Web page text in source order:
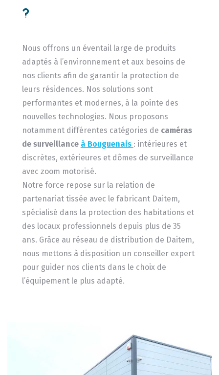
?
Nous offrons un éventail large de produits
adaptés à l’environnement et aux besoins de
nos clients afin de garantir la protection de
leurs résidences. Nos solutions sont
performantes et modernes, à la pointe des
nouvelles technologies. Nous proposons
notamment différentes catégories de caméras
de surveillance à Bouguenais : intérieures et
discrètes, extérieures et dômes de surveillance
avec zoom motorisé.
Notre force repose sur la relation de
partenariat tissée avec le fabricant Daitem,
spécialisé dans la protection des habitations et
des locaux professionnels depuis plus de 35
ans. Grâce au réseau de distribution de Daitem,
nous mettons à disposition un conseiller expert
pour guider nos clients dans le choix de
l’équipement le plus adapté.